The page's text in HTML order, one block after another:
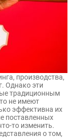
производства,
Однако эти
традиционным
не имеют
эффективна их
поставленных
то изменить.
о том,